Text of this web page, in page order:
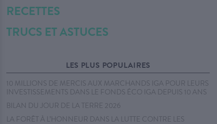
RECETTES
TRUCS ET ASTUCES
LES PLUS POPULAIRES
10 MILLIONS DE MERCIS AUX MARCHANDS IGA POUR LEURS
INVESTISSEMENTS DANS LE FONDS ÉCO IGA DEPUIS 10 ANS
BILAN DU JOUR DE LA TERRE 2026
LA FORÊT À L’HONNEUR DANS LA LUTTE CONTRE LES